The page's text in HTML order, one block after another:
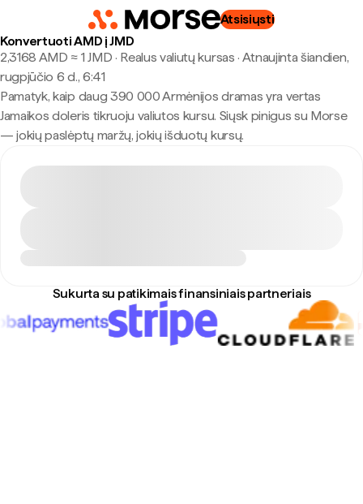
Atsisiųsti
Konvertuoti AMD į JMD
2,3168 AMD ≈ 1 JMD · Realus valiutų kursas · Atnaujinta šiandien,
rugpjūčio 6 d., 6:41
Pamatyk, kaip daug 390 000 Armėnijos dramas yra vertas
Jamaikos doleris tikruoju valiutos kursu. Siųsk pinigus su Morse
— jokių paslėptų maržų, jokių išduotų kursų.
Sukurta su patikimais finansiniais partneriais